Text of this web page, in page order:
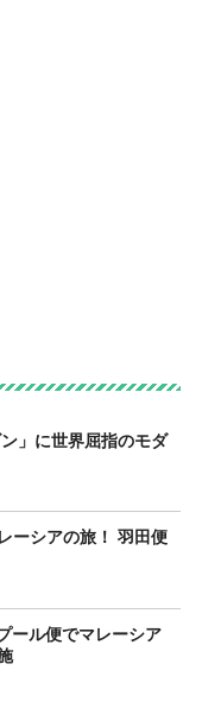
」に世界屈指のモダ
ーシアの旅！ 羽田便
ール便でマレーシア